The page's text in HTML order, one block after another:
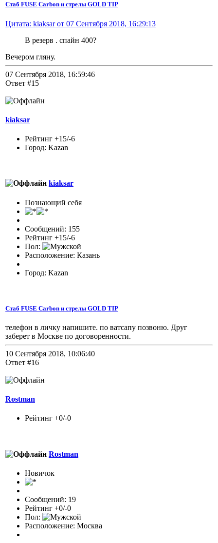
Стаб FUSE Carbon и стрелы GOLD TIP
Цитата: kiaksar от 07 Сентября 2018, 16:29:13
В резерв . спайн 400?
Вечером гляну.
07 Сентября 2018, 16:59:46
Ответ #15
kiaksar
Рейтинг +15/-6
Город: Kazan
kiaksar
Познающий себя
Сообщений: 155
Рейтинг +15/-6
Пол:
Расположение: Казань
Город: Kazan
Стаб FUSE Carbon и стрелы GOLD TIP
телефон в личку напишите. по ватсапу позвоню. Друг
заберет в Москве по договоренности.
10 Сентября 2018, 10:06:40
Ответ #16
Rostman
Рейтинг +0/-0
Rostman
Новичок
Сообщений: 19
Рейтинг +0/-0
Пол:
Расположение: Москва